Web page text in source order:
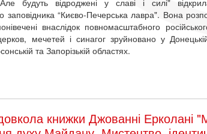
будуть відроджені у славі і силі"
заповідника “Києво-Печерська лавра". Вона
внаслідок повномасштабного
мечетей і синагог зруйновано у
та Запорізькій областях.
книжки Джованні Ерколані